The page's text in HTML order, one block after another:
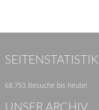
SEITENSTATISTIK
68.753 Besuche bis heute!
UNSER ARCHIV